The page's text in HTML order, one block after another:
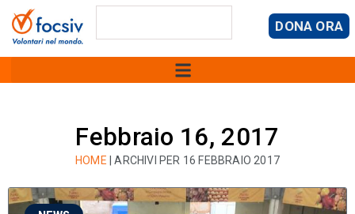
DONA ORA
Febbraio 16, 2017
HOME |ARCHIVI PER 16 FEBBRAIO 2017